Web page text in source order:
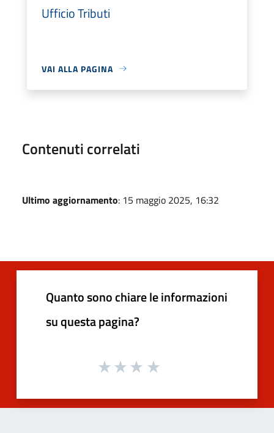
Ufficio Tributi
VAI ALLA PAGINA
Contenuti correlati
Ultimo aggiornamento: 15 maggio 2025, 16:32
Quanto sono chiare le informazioni
su questa pagina?